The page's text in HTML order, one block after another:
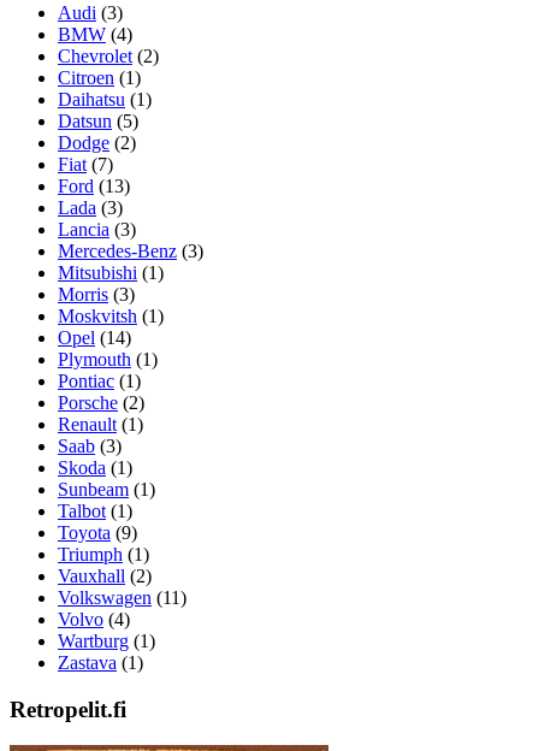
Audi (3)
BMW (4)
Chevrolet (2)
Citroen (1)
Daihatsu (1)
Datsun (5)
Dodge (2)
Fiat (7)
Ford (13)
Lada (3)
Lancia (3)
Mercedes-Benz (3)
Mitsubishi (1)
Morris (3)
Moskvitsh (1)
Opel (14)
Plymouth (1)
Pontiac (1)
Porsche (2)
Renault (1)
Saab (3)
Skoda (1)
Sunbeam (1)
Talbot (1)
Toyota (9)
Triumph (1)
Vauxhall (2)
Volkswagen (11)
Volvo (4)
Wartburg (1)
Zastava (1)
Retropelit.fi